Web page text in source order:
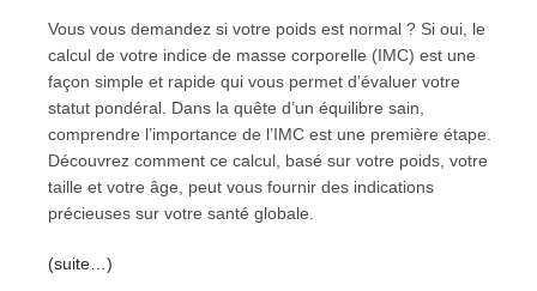
Vous vous demandez si votre poids est normal ? Si oui, le
calcul de votre indice de masse corporelle (IMC) est une
façon simple et rapide qui vous permet d’évaluer votre
statut pondéral. Dans la quête d’un équilibre sain,
comprendre l’importance de l’IMC est une première étape.
Découvrez comment ce calcul, basé sur votre poids, votre
taille et votre âge, peut vous fournir des indications
précieuses sur votre santé globale.
(suite…)